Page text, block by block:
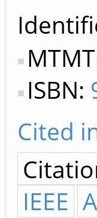
ISBN:
Cited
IEEE